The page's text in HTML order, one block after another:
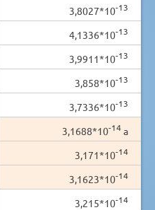
3,8027*10-13
4,1336*10-13
3,9911*10-13
3,858*10-13
3,7336*10-13
3,1688*10-14a
3,171*10-14
3,1623*10-14
3,215*10-14